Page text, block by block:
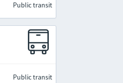
Public transit
Public transit